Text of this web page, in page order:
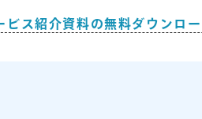
ス紹介資料の無料ダウンロー